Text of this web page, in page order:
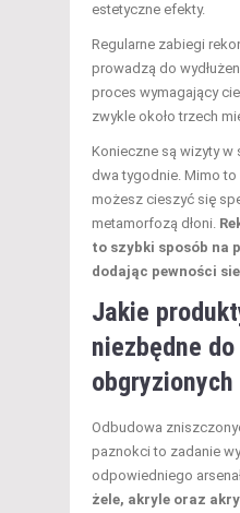
estetyczne efekty.
Regularne zabiegi
prowadzą do
proces wymagający
zwykle około trzech
Konieczne są wizyty w
dwa tygodnie. Mimo
możesz cieszyć się
metamorfozą dłoni.
to szybki sposób na
dodając pewności
Jakie
niezbędne
Odbudowa
paznokci to zadanie
odpowiedniego
żele, akryle oraz